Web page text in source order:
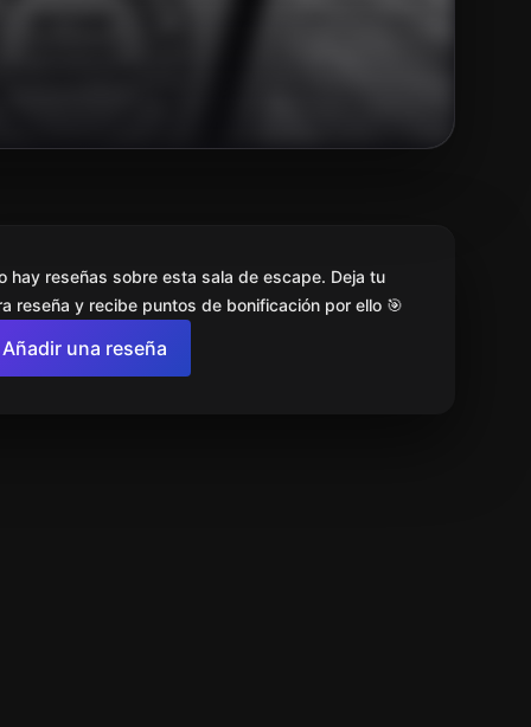
hay reseñas sobre esta sala de escape. Deja tu
reseña y recibe puntos de bonificación por ello 🎯
Añadir una reseña